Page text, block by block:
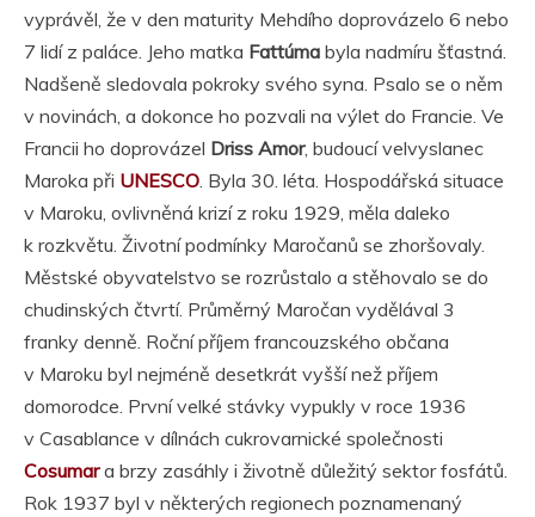
vyprávěl, že v den maturity Mehdího doprovázelo 6 nebo
7 lidí z paláce. Jeho matka Fattúma byla nadmíru šťastná.
Nadšeně sledovala pokroky svého syna. Psalo se o něm
v novinách, a dokonce ho pozvali na výlet do Francie. Ve
Francii ho doprovázel Driss Amor, budoucí velvyslanec
Maroka při UNESCO. Byla 30. léta. Hospodářská situace
v Maroku, ovlivněná krizí z roku 1929, měla daleko
k rozkvětu. Životní podmínky Maročanů se zhoršovaly.
Městské obyvatelstvo se rozrůstalo a stěhovalo se do
chudinských čtvrtí. Průměrný Maročan vydělával 3
franky denně. Roční příjem francouzského občana
v Maroku byl nejméně desetkrát vyšší než příjem
domorodce. První velké stávky vypukly v roce 1936
v Casablance v dílnách cukrovarnické společnosti
Cosumara brzy zasáhly i životně důležitý sektor fosfátů.
Rok 1937 byl v některých regionech poznamenaný